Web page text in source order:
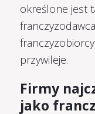
określone jest
przywileje.
Firmy
jako